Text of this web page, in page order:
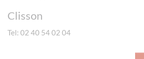
Clisson
Tel: 02 40 54 02 04